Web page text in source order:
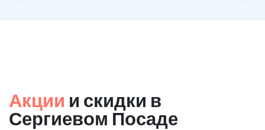
Акции и скидки в
Сергиевом Посаде